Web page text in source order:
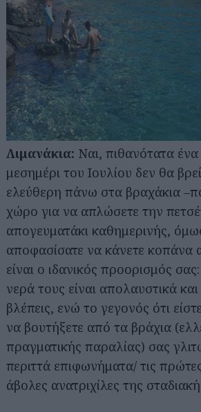
Λιμανάκια: Ναι, πιθανότατα ένα
μεσημέρι του Ιουλίου δεν θα
ελεύθερη πάνω στα βραχάκια
χώρο για να απλώσετε την
απογευματάκι καθημερινής,
αποφασίσατε να κάνετε κοπάνα
είναι ο ιδανικός προορισμός
νερά τους είναι απολαυστικά
βλέπεις, ενώ το γεγονός ότι
να βουτήξετε από τα βράχια
πραγματικής παραλίας) σας
περιττά επιφωνήματα/ τις
άβολες ανατριχίλες της